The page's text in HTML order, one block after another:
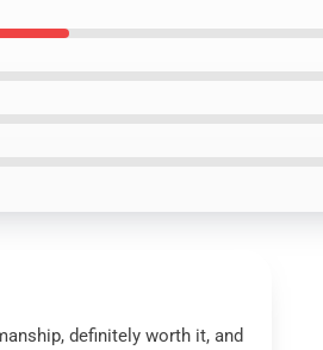
definitely worth it, and